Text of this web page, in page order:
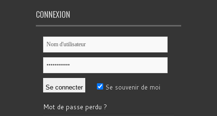
CONNEXION
Se souvenir de moi
Mot de passe perdu ?